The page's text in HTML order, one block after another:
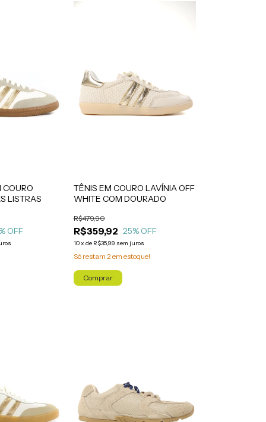
COURO
LISTRAS
OFF
TÊNIS EM COURO LAVÍNIA OFF
WHITE COM DOURADO
R$359,92
R$479,90
25% OFF
10x de R$35,99 sem juros
Só restam 2em estoque!
Comprar